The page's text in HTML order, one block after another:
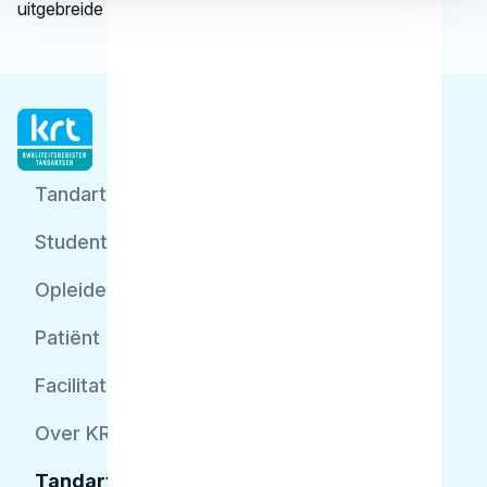
uitgebreide informatie.
Tandarts
Student
Opleider
Patiënt
Facilitator
Over KRT
Tandarts